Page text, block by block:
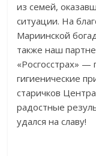
из семей,
ситуации. На
Мариинской
также наш
«Росгосстрах» —
гигиенические
старичков
радостные
удался на славу!